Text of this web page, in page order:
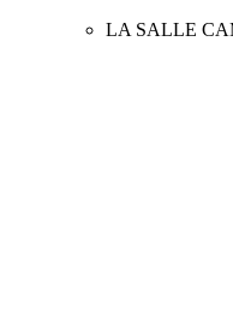
LA SALLE